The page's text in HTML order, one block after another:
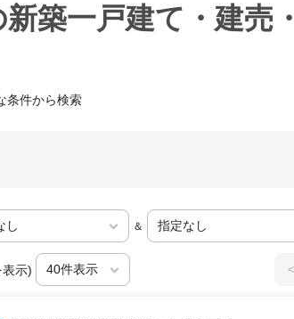
新築一戸建て・建売・
条件から検索
＆
示)